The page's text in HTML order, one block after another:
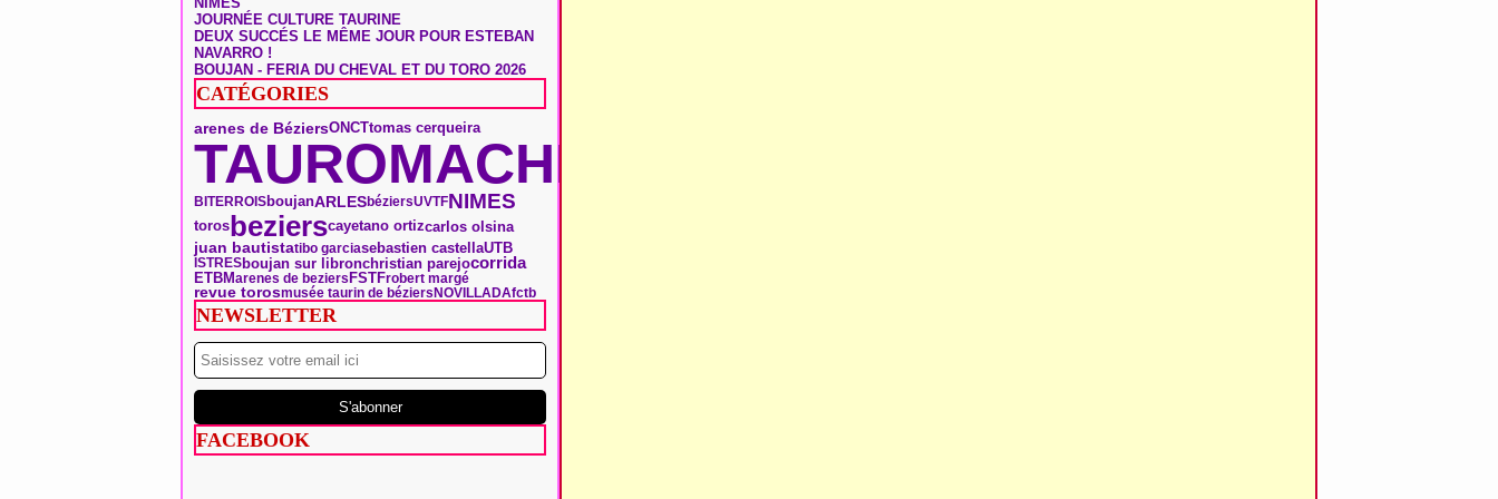
JOURNÉE CULTURE TAURINE
DEUX SUCCÉS LE MÊME JOUR POUR ESTEBAN
NAVARRO !
BOUJAN - FERIA DU CHEVAL ET DU TORO 2026
CATÉGORIES
arenes de BéziersONCTtomas cerqueira
TAUROMACHIE
BITERROISboujanARLESbéziersUVTFNIMES
torosbezierscayetano ortizcarlos olsina
juan bautistatibo garciasebastien castellaUTB
ISTRESboujan sur libronchristian parejocorrida
ETBMarenes de beziers FSTFrobert margé
revue torosmusée taurin de béziersNOVILLADAfctb
NEWSLETTER
FACEBOOK